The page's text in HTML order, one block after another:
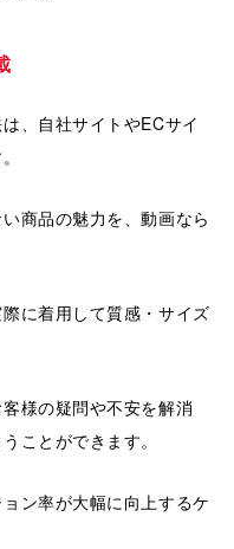
、自社サイトやECサイ
商品の魅力を、動画なら
に着用して質感・サイズ
様の疑問や不安を解消
ことができます。
ン率が大幅に向上するケ